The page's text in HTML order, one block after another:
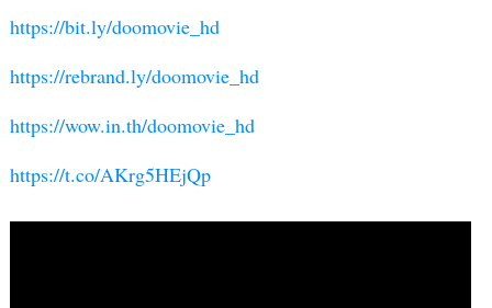
https://bit.ly/doomovie_hd
https://rebrand.ly/doomovie_hd
https://wow.in.th/doomovie_hd
https://t.co/AKrg5HEjQp